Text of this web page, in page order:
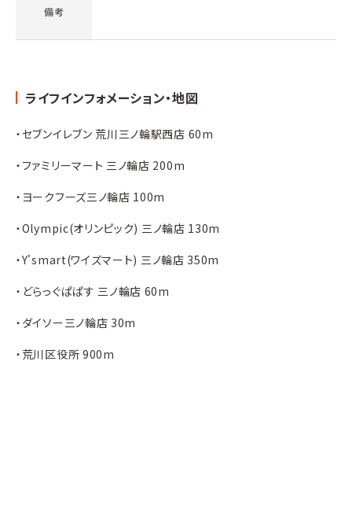
備考
ライフインフォメーション・地図
・セブンイレブン 荒川三ノ輪駅西店 60m
・ファミリーマート 三ノ輪店 200m
・ヨークフーズ三ノ輪店 100m
・Olympic(オリンピック) 三ノ輪店 130m
・Y'smart(ワイズマート) 三ノ輪店 350m
・どらっぐぱぱす 三ノ輪店 60m
・ダイソー三ノ輪店 30m
・荒川区役所 900m